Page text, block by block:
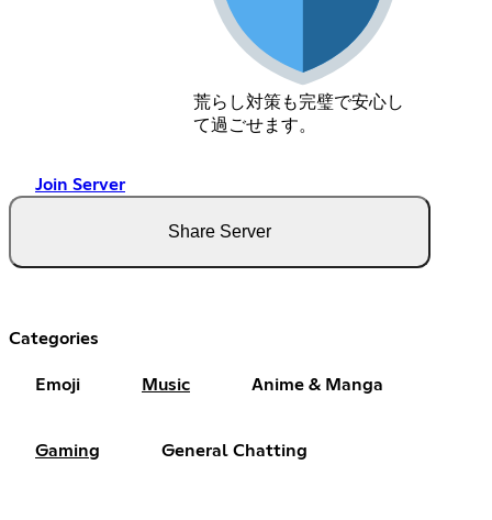
荒らし対策も完璧で安心し
て過ごせます。
Join Server
Share Server
Categories
Emoji Music Anime & Manga
Gaming General Chatting